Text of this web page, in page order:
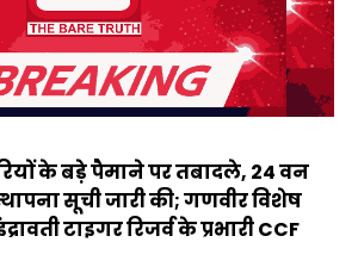
के बड़े पैमाने पर तबादले, 24 वन
सूची जारी की; गणवीर विशेष
टाइगर रिजर्व के प्रभारी CCF